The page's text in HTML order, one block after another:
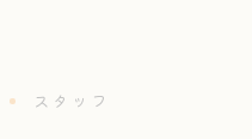
スタッフ